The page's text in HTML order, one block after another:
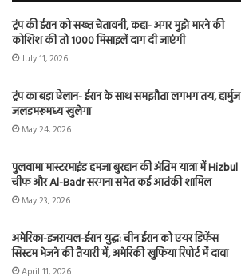
ट्रंप की ईरान को सख्त चेतावनी, कहा- अगर मुझे मारने की
कोशिश की तो 1000 मिसाइलें दाग दी जाएंगी
July 11, 2026
ट्रंप का बड़ा ऐलान- ईरान के साथ समझौता लगभग तय, हार्मुज
जलडमरूमध्य खुलेगा
May 24, 2026
पुलवामा मास्टरमाइंड हमजा बुरहान की अंतिम यात्रा में Hizbul
चीफ और Al-Badr सरगना समेत कई आतंकी शामिल
May 23, 2026
अमेरिका-इजरायल-ईरान युद्ध: चीन ईरान को एयर डिफेंस
सिस्टम भेजने की तैयारी में, अमेरिकी खुफिया रिपोर्ट में दावा
April 11, 2026